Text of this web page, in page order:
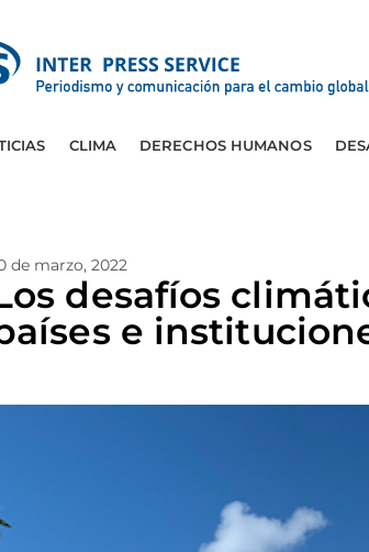
CLIMA DERECHOS HUMANOS
de marzo, 2022
desafíos
e